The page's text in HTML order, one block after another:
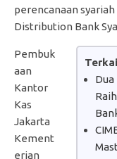
perencanaan
Distribution Bank
Pembuk
aan
Kantor
Kas
Jakarta
Kement
erian